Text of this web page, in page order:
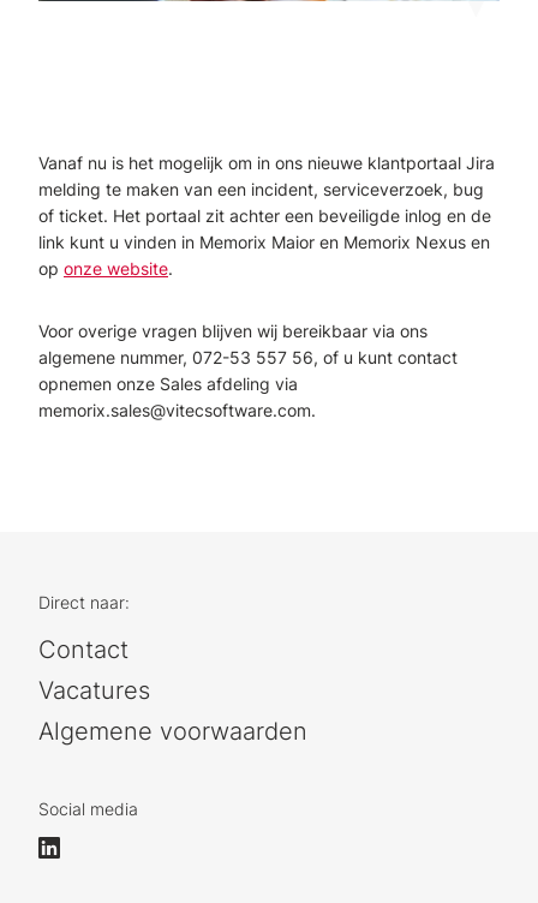
Vanaf nu is het mogelijk om in ons nieuwe klantportaal Jira
melding te maken van een incident, serviceverzoek, bug
of ticket. Het portaal zit achter een beveiligde inlog en de
link kunt u vinden in Memorix Maior en Memorix Nexus en
op onze website.
Voor overige vragen blijven wij bereikbaar via ons
algemene nummer, 072-53 557 56, of u kunt contact
opnemen onze Sales afdeling via
memorix.sales@vitecsoftware.com.
Direct naar:
Contact
Vacatures
Algemene voorwaarden
Social media